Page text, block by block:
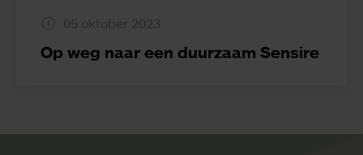
05 oktober 2023
Op weg naar een duurzaam Sensire